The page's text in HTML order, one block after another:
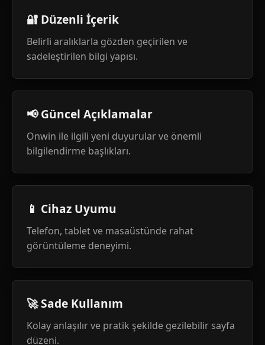
🔐 Düzenli İçerik
Belirli aralıklarla gözden geçirilen ve
sadeleştirilen bilgi yapısı.
📢 Güncel Açıklamalar
Onwin ile ilgili yeni duyurular ve önemli
bilgilendirme başlıkları.
📱 Cihaz Uyumu
Telefon, tablet ve masaüstünde rahat
görüntüleme deneyimi.
🚀 Sade Kullanım
Kolay anlaşılır ve pratik şekilde gezilebilir sayfa
düzeni.